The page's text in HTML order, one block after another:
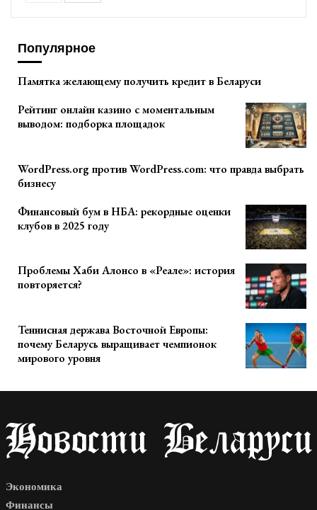
Популярное
Памятка желающему получить кредит в Беларуси
Рейтинг онлайн казино с моментальным
выводом: подборка площадок
WordPress.org против WordPress.com: что правда выбрать
бизнесу
Финансовый бум в НБА: рекордные оценки
клубов в 2025 году
Проблемы Хаби Алонсо в «Реале»: история
повторяется?
Теннисная держава Восточной Европы:
почему Беларусь выращивает чемпионок
мирового уровня
Экономика
Финансы